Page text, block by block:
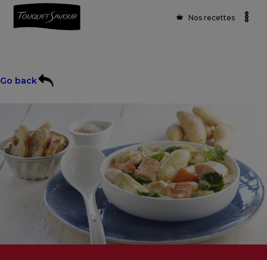
Nos recettes
Go back